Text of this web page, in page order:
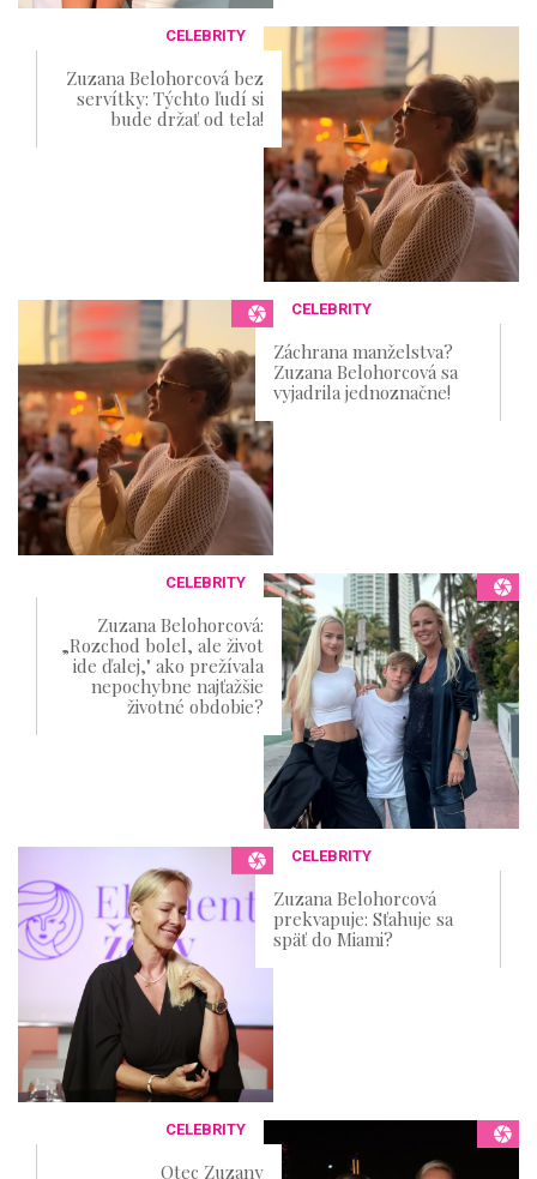
CELEBRITY
Zuzana Belohorcová bez
servítky: Týchto ľudí si
bude držať od tela!
CELEBRITY
Záchrana manželstva?
Zuzana Belohorcová sa
vyjadrila jednoznačne!
CELEBRITY
Zuzana Belohorcová:
„Rozchod bolel, ale život
ide ďalej," ako prežívala
nepochybne najťažšie
životné obdobie?
CELEBRITY
Zuzana Belohorcová
prekvapuje: Sťahuje sa
späť do Miami?
CELEBRITY
Otec Zuzany